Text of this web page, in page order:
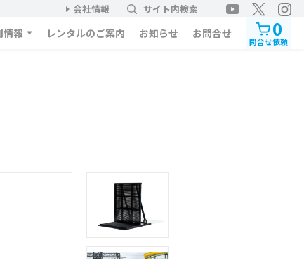
会社情報 サイト内検索
情報 レンタルのご案内 お知らせ お問合せ 0
問合せ依頼